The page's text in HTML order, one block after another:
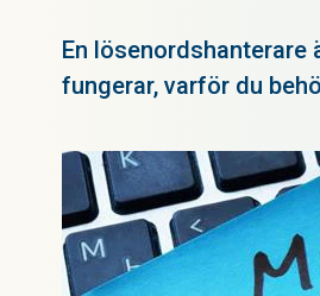
En
fungerar, varför du